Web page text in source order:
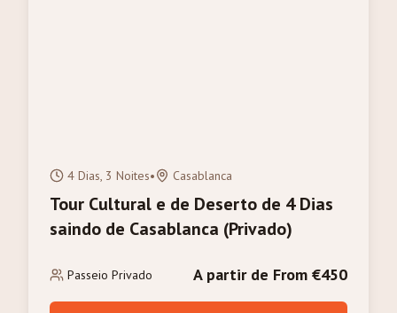
4 Dias, 3 Noites• Casablanca
Tour Cultural e de Deserto de 4 Dias
saindo de Casablanca (Privado)
Passeio Privado A partir de From €450